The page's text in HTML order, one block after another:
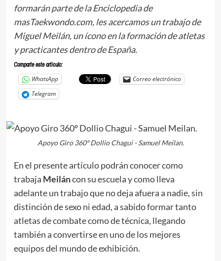
formarán parte de la Enciclopedia de
masTaekwondo.com, les acercamos un trabajo de
Miguel Meilán, un ícono en la formación de atletas
y practicantes dentro de España.
Comparte este articulo:
WhatsApp
Correo electrónico
Telegram
Apoyo Giro 360º Dollio Chagui - Samuel Meilan.
En el presente artículo podrán conocer como
trabaja Meiláncon su escuela y como lleva
adelante un trabajo que no deja afuera a nadie, sin
distinción de sexo ni edad, a sabido formar tanto
atletas de combate como de técnica, llegando
también a convertirse en uno de los mejores
equipos del mundo de exhibición.